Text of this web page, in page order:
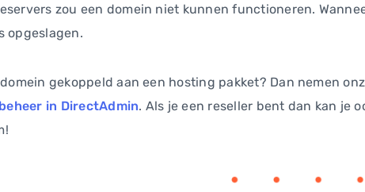
zou een domein niet kunnen functioneren.
opgeslagen.
gekoppeld aan een hosting pakket? Dan nemen
in DirectAdmin. Als je een reseller bent dan kan je